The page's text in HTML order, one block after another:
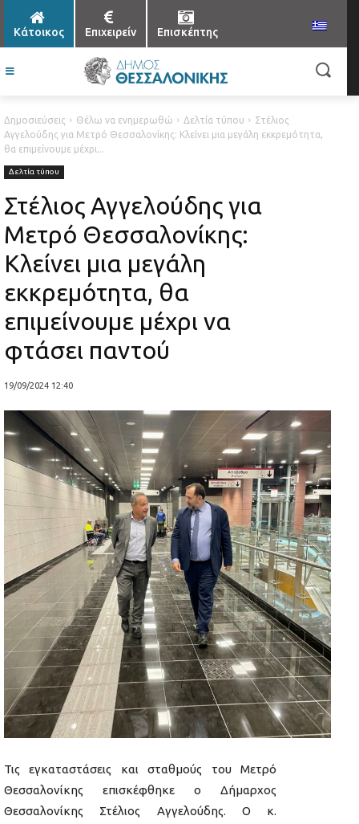
Κάτοικος Επιχειρείν Επισκέπτης
Δημοσιεύσεις Θέλω να ενημερωθώ Δελτία τύπου
Στέλιος
Αγγελούδης για Μετρό Θεσσαλονίκης: Κλείνει μια μεγάλη εκκρεμότητα,
θα επιμείνουμε μέχρι...
Δελτία τύπου
Στέλιος Αγγελούδης για
Μετρό Θεσσαλονίκης:
Κλείνει μια μεγάλη
εκκρεμότητα, θα
επιμείνουμε μέχρι να
φτάσει παντού
19/09/2024 12:40
Τις εγκαταστάσεις και σταθμούς του Μετρό
Θεσσαλονίκης επισκέφθηκε ο Δήμαρχος
Θεσσαλονίκης Στέλιος Αγγελούδης. Ο κ.